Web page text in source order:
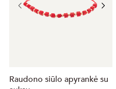
Raudono siūlo apyrankė su